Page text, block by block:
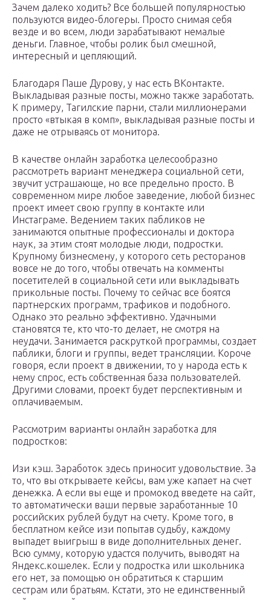
Зачем далеко ходить? Все большей популярностью
пользуются видео-блогеры. Просто снимая себя
везде и во всем, люди зарабатывают немалые
деньги. Главное, чтобы ролик был смешной,
интересный и цепляющий.
Благодаря Паше Дурову, у нас есть ВКонтакте.
Выкладывая разные посты, можно также заработать.
К примеру, Тагилские парни, стали миллионерами
просто «втыкая в комп», выкладывая разные посты и
даже не отрываясь от монитора.
В качестве онлайн заработка целесообразно
рассмотреть вариант менеджера социальной сети,
звучит устрашающе, но все предельно просто. В
современном мире любое заведение, любой бизнес
проект имеет свою группу в контакте или
Инстаграме. Ведением таких пабликов не
занимаются опытные профессионалы и доктора
наук, за этим стоят молодые люди, подростки.
Крупному бизнесмену, у которого сеть ресторанов
вовсе не до того, чтобы отвечать на комменты
посетителей в социальной сети или выкладывать
прикольные посты. Почему то сейчас все боятся
партнерских программ, трафиков и подобного.
Однако это реально эффективно. Удачными
становятся те, кто что-то делает, не смотря на
неудачи. Занимается раскруткой программы, создает
паблики, блоги и группы, ведет трансляции. Короче
говоря, если проект в движении, то у народа есть к
нему спрос, есть собственная база пользователей.
Другими словами, проект будет перспективным и
оплачиваемым.
Рассмотрим варианты онлайн заработка для
подростков:
Изи кэш. Заработок здесь приносит удовольствие. За
то, что вы открываете кейсы, вам уже капает на счет
денежка. А если вы еще и промокод введете на сайт,
то автоматически ваши первые заработанные 10
российских рублей будут на счету. Кроме того, в
бесплатном кейсе изи попытав судьбу, каждому
выпадет выигрыш в виде дополнительных денег.
Всю сумму, которую удастся получить, выводят на
Яндекс.кошелек. Если у подростка или школьника
его нет, за помощью он обратиться к старшим
сестрам или братьям. Кстати, это не единственный